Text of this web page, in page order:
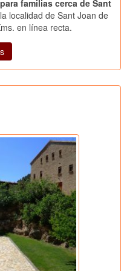
familias cerca de Sant
localidad de Sant Joan de
en línea recta.